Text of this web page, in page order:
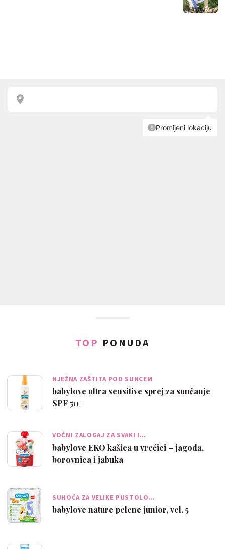
TOP PONUDA
NJEŽNA ZAŠTITA POD SUNCEM
babylove ultra sensitive sprej za sunčanje
SPF 50+
VOĆNI ZALOGAJ ZA SVAKI I…
babylove EKO kašica u vrećici – jagoda,
borovnica i jabuka
SUHOĆA ZA VELIKE PUSTOLO…
babylove nature pelene junior, vel. 5